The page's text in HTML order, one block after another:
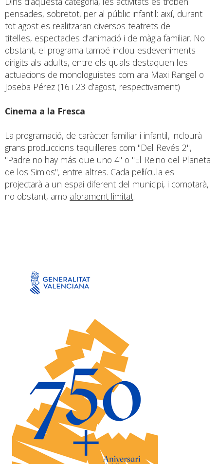
pensades, sobretot, per al públic infantil: així, durant
tot agost es realitzaran diversos teatrets de
titelles, espectacles d'animació i de màgia familiar. No
obstant, el programa també inclou esdeveniments
dirigits als adults, entre els quals destaquen les
actuacions de monologuistes com ara Maxi Rangel o
Joseba Pérez (16 i 23 d'agost, respectivament)
Cinema a la Fresca
La programació, de caràcter familiar i infantil, inclourà
grans produccions taquilleres com "Del Revés 2",
"Padre no hay más que uno 4" o "El Reino del Planeta
de los Simios", entre altres. Cada pel·lícula es
projectarà a un espai diferent del municipi, i comptarà,
no obstant, amb aforament limitat.